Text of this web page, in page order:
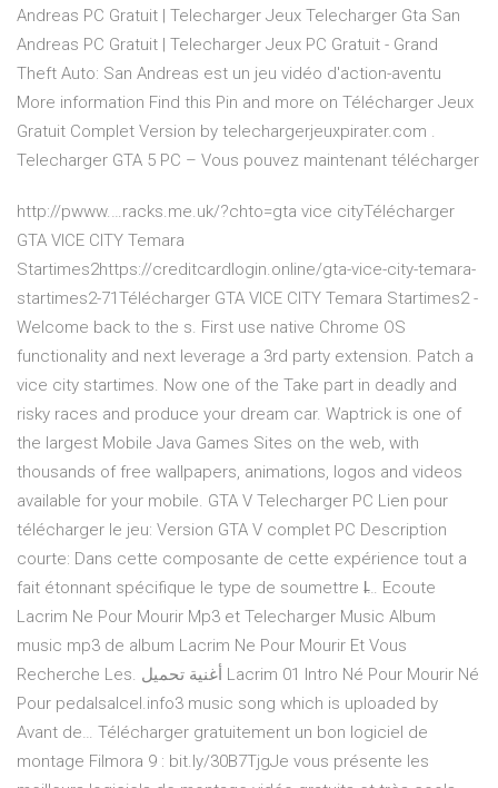
Andreas PC Gratuit | Telecharger Jeux Telecharger Gta San
Andreas PC Gratuit | Telecharger Jeux PC Gratuit - Grand
Theft Auto: San Andreas est un jeu vidéo d'action-aventu
More information Find this Pin and more on Télécharger Jeux
Gratuit Complet Version by telechargerjeuxpirater.com .
Telecharger GTA 5 PC – Vous pouvez maintenant télécharger
http://pwww.…racks.me.uk/?chto=gta vice cityTélécharger
GTA VICE CITY Temara
Startimes2https://creditcardlogin.online/gta-vice-city-temara-
startimes2-71Télécharger GTA VICE CITY Temara Startimes2 -
Welcome back to the s. First use native Chrome OS
functionality and next leverage a 3rd party extension. Patch a
vice city startimes. Now one of the Take part in deadly and
risky races and produce your dream car. Waptrick is one of
the largest Mobile Java Games Sites on the web, with
thousands of free wallpapers, animations, logos and videos
available for your mobile. GTA V Telecharger PC Lien pour
télécharger le jeu: Version GTA V complet PC Description
courte: Dans cette composante de cette expérience tout a
fait étonnant spécifique le type de soumettre l̵… Ecoute
Lacrim Ne Pour Mourir Mp3 et Telecharger Music Album
music mp3 de album Lacrim Ne Pour Mourir Et Vous
Recherche Les. أغنية تحميل Lacrim 01 Intro Né Pour Mourir Né
Pour pedalsalcel.info3 music song which is uploaded by
Avant de… Télécharger gratuitement un bon logiciel de
montage Filmora 9 : bit.ly/30B7TjgJe vous présente les